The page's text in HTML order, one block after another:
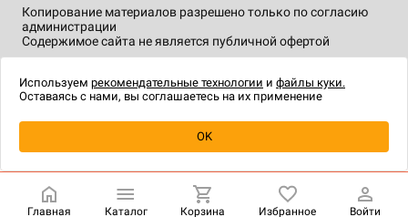
Уведомить о наличии
Копирование материалов разрешено только по согласию
администрации
Содержимое сайта не является публичной офертой
технологии.
Главная Каталог Корзина Избранное Войти
Используем рекомендательные технологии и файлы куки.
Оставаясь с нами, вы соглашаетесь на их применение
OK